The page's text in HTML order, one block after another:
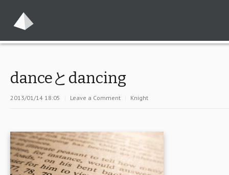
danceとdancing
2013/01/14 18:05 Leave a Comment Knight